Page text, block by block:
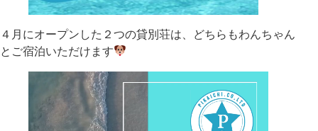
４月にオープンした２つの貸別荘は、どちらもわんちゃん
とご宿泊いただけます